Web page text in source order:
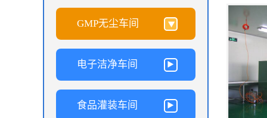
GMP无尘车间
电子洁净车间
食品灌装车间